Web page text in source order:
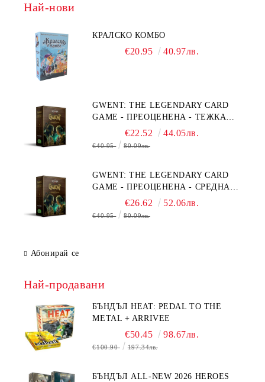
Най-нови
КРАЛСКО КОМБО
€20.95 40.97лв.
GWENT: THE LEGENDARY CARD
GAME - ПРЕОЦЕНЕНА - ТЕЖКА
ПОВРЕДА НА КУТИЯТА
€22.52 44.05лв.
€40.95 80.09лв.
GWENT: THE LEGENDARY CARD
GAME - ПРЕОЦЕНЕНА - СРЕДНА
ПОВРЕДА НА КУТИЯТА
€26.62 52.06лв.
€40.95 80.09лв.
Абонирай се
Най-продавани
БЪНДЪЛ HEAT: PEDAL TO THE
METAL + ARRIVEE
€50.45 98.67лв.
€100.90 197.34лв.
БЪНДЪЛ ALL-NEW 2026 HEROES